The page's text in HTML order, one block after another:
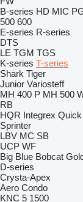
B-series HD MIC
500 600
E-series R-series
DTS
LE TGM TGS
K-series T-series
Shark Tiger
Junior Variosteff
MH 400 P MH 500
RB
HQR Integrex Quick
Sprinter
LBV MC SB
UCP WF
Big Blue Bobcat
D-series
Crysta-Apex
Aero Condo
KNC 5 1500